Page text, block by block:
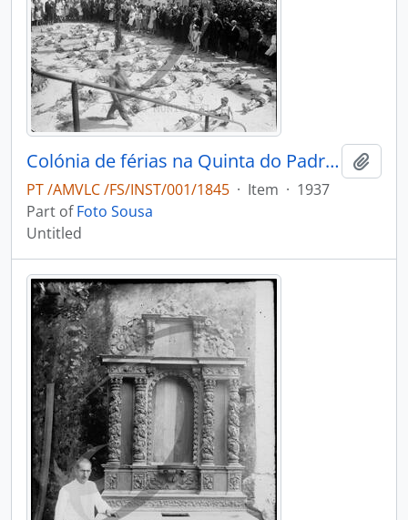
Colónia de férias na Quinta do Padre Joaquim Batista de Aguiar
PT /AMVLC /FS/INST/001/1845 · Item · 1937
Part ofFoto Sousa
Untitled